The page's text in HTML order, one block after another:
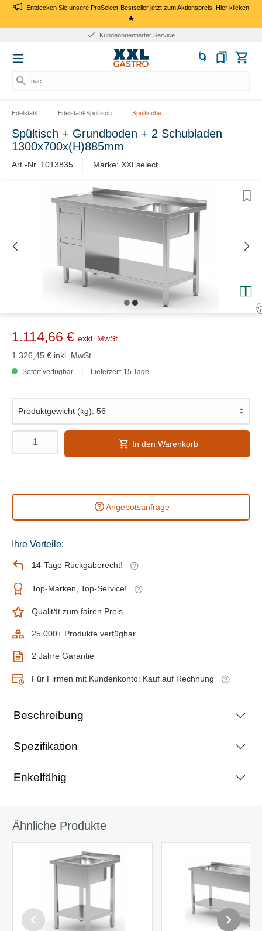
Entdecken Sie unsere ProSelect-Bestseller jetzt zum Aktionspreis.Hier klicken
*
Kundenorientierter Service
nach
Edelstahl Edelstahl-Spültisch Spültische
Spültisch + Grundboden + 2 Schubladen
1300x700x(H)885mm
Art.-Nr. 1013835 Marke: XXLselect
1.114,66 € exkl. MwSt.
1.326,45 € inkl. MwSt.
Sofort verfügbar Lieferzeit: 15 Tage
In den Warenkorb
Angebotsanfrage
Ihre Vorteile:
14-Tage Rückgaberecht!
Top-Marken, Top-Service!
Qualität zum fairen Preis
25.000+ Produkte verfügbar
2 Jahre Garantie
Für Firmen mit Kundenkonto: Kauf auf Rechnung
Beschreibung
Spezifikation
Enkelfähig
Ähnliche Produkte